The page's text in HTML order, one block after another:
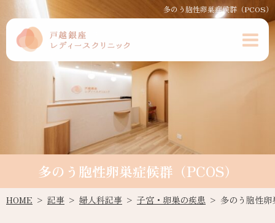
多のう胞性卵巣症候群（PCOS）
多のう胞性卵巣症候群（PCOS）
HOME 記事 婦人科記事 子宮・卵巣の疾患 多のう胞性